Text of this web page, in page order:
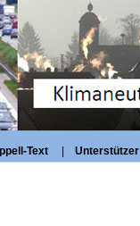
Text | Unterstützer